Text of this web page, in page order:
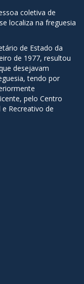
coletiva de
localiza na freguesia
de Estado da
de 1977, resultou
desejavam
tendo por
pelo Centro
Recreativo de